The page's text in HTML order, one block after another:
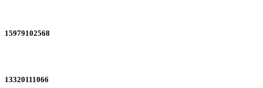
15979102568
13320111066